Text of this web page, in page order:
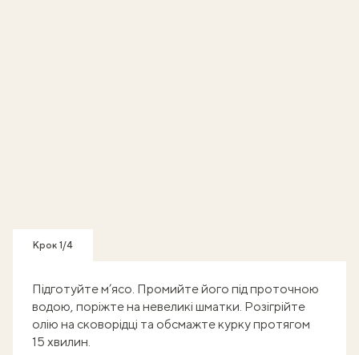
Крок 1/4
Підготуйте м’ясо. Промийте його під проточною
водою, поріжте на невеликі шматки. Розігрійте
олію на сковорідці та обсмажте курку протягом
15 хвилин.